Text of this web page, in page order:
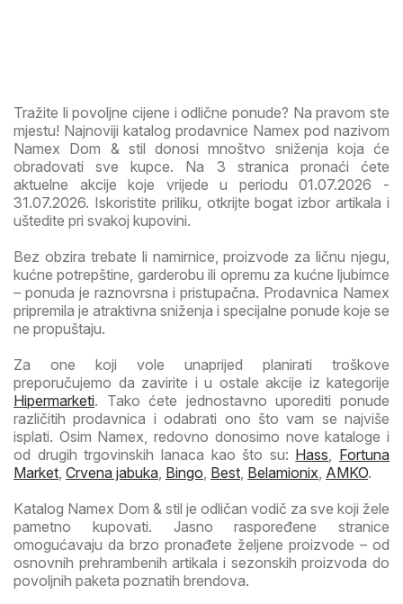
Tražite li povoljne cijene i odlične ponude? Na pravom ste
mjestu! Najnoviji katalog prodavnice Namex pod nazivom
Namex Dom & stil donosi mnoštvo sniženja koja će
obradovati sve kupce. Na 3 stranica pronaći ćete
aktuelne akcije koje vrijede u periodu 01.07.2026 -
31.07.2026. Iskoristite priliku, otkrijte bogat izbor artikala i
uštedite pri svakoj kupovini.
Bez obzira trebate li namirnice, proizvode za ličnu njegu,
kućne potrepštine, garderobu ili opremu za kućne ljubimce
– ponuda je raznovrsna i pristupačna. Prodavnica Namex
pripremila je atraktivna sniženja i specijalne ponude koje se
ne propuštaju.
Za one koji vole unaprijed planirati troškove
preporučujemo da zavirite i u ostale akcije iz kategorije
Hipermarketi. Tako ćete jednostavno uporediti ponude
različitih prodavnica i odabrati ono što vam se najviše
isplati. Osim Namex, redovno donosimo nove kataloge i
od drugih trgovinskih lanaca kao što su: Hass, Fortuna
Market, Crvena jabuka, Bingo, Best, Belamionix, AMKO.
Katalog Namex Dom & stil je odličan vodič za sve koji žele
pametno kupovati. Jasno raspoređene stranice
omogućavaju da brzo pronađete željene proizvode – od
osnovnih prehrambenih artikala i sezonskih proizvoda do
povoljnih paketa poznatih brendova.